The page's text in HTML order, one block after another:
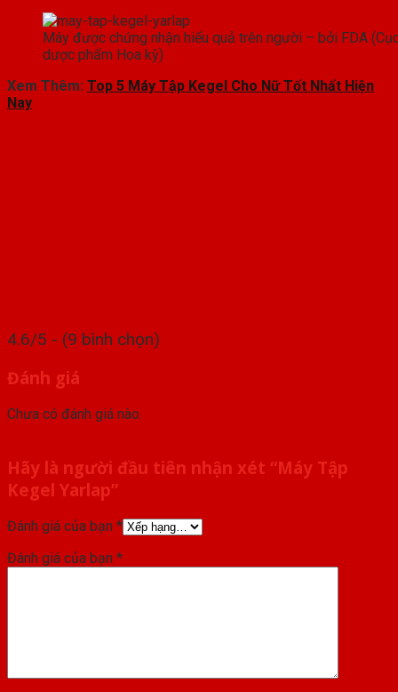
Máy được chứng nhận hiểu quả trên người – bởi FDA
dược phẩm Hoa kỳ)
Xem Thêm: Top 5 Máy Tập Kegel Cho Nữ Tốt Nhất Hiện
Nay
4.6/5 - (9 bình chọn)
Đánh giá
Chưa có đánh giá nào.
Hãy là người đầu tiên nhận xét “Máy Tập
Kegel Yarlap”
Đánh giá của bạn *
Đánh giá của bạn *